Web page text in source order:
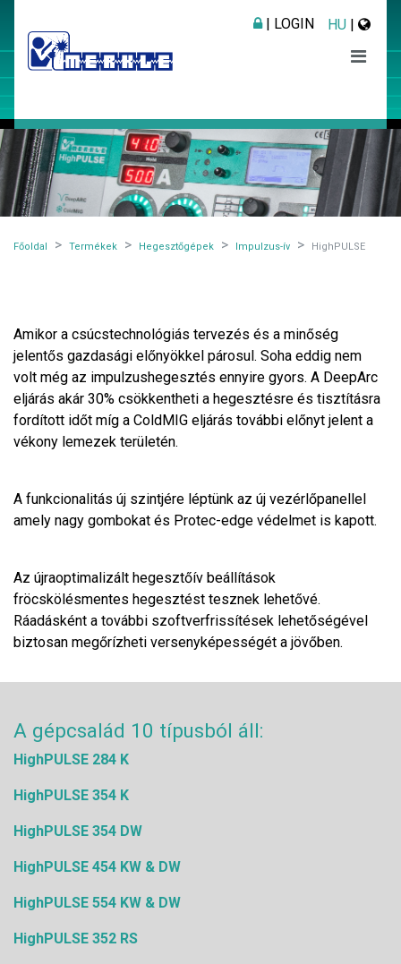
| LOGIN HU |
Főoldal Termékek Hegesztőgépek Impulzus-ív HighPULSE
Amikor a csúcstechnológiás tervezés és a minőség
jelentős gazdasági előnyökkel párosul. Soha eddig nem
volt még az impulzushegesztés ennyire gyors. A DeepArc
eljárás akár 30% csökkentheti a hegesztésre és tisztításra
fordított időt míg a ColdMIG eljárás további előnyt jelent a
vékony lemezek területén.
A funkcionalitás új szintjére léptünk az új vezérlőpanellel
amely nagy gombokat és Protec-edge védelmet is kapott.
Az újraoptimalizált hegesztőív beállítások
fröcskölésmentes hegesztést tesznek lehetővé.
Ráadásként a további szoftverfrissítések lehetőségével
biztosan megőrízheti versenyképességét a jövőben.
A gépcsalád 10 típusból áll:
HighPULSE 284 K
HighPULSE 354 K
HighPULSE 354 DW
HighPULSE 454 KW & DW
HighPULSE 554 KW & DW
HighPULSE 352 RS